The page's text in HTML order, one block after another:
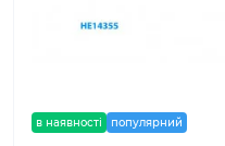
в наявності популярний